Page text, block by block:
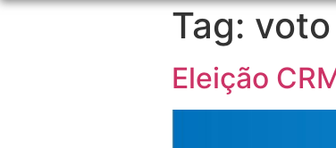
Tag: voto
Eleição